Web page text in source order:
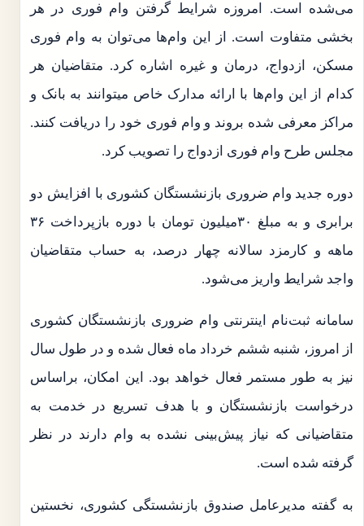
می‌شده است. امروزه شرایط گرفتن وام فوری در هر
بخشی متفاوت است. از این وام‌ها می‌توان به وام فوری
مسکن، ازدواج، درمان و غیره اشاره کرد. متقاضیان هر
کدام از این وام‌ها با ارائه مدارک خاص میتوانند به بانک و
مراکز معرفی شده بروند و وام فوری خود را دریافت کنند.
مجلس طرح وام فوری ازدواج را تصویب کرد.
دوره جدید وام ضروری بازنشستگان کشوری با افزایش دو
برابری و به مبلغ ۳۰میلیون تومان با دوره بازپرداخت ۳۶
ماهه و کارمزد سالانه چهار درصد، به حساب متقاضیان
واجد شرایط واریز می‌شود.
سامانه ثبت‌نام اینترنتی وام ضروری بازنشستگان کشوری
از امروز، شنبه ششم خرداد ماه فعال شده و در طول سال
نیز به طور مستمر فعال خواهد بود. این امکان، براساس
درخواست بازنشستگان و با هدف تسریع در خدمت به
متقاضیانی که نیاز پیش‌بینی نشده به وام دارند در نظر
گرفته شده است.
به گفته مدیرعامل صندوق بازنشستگی کشوری، نخستین